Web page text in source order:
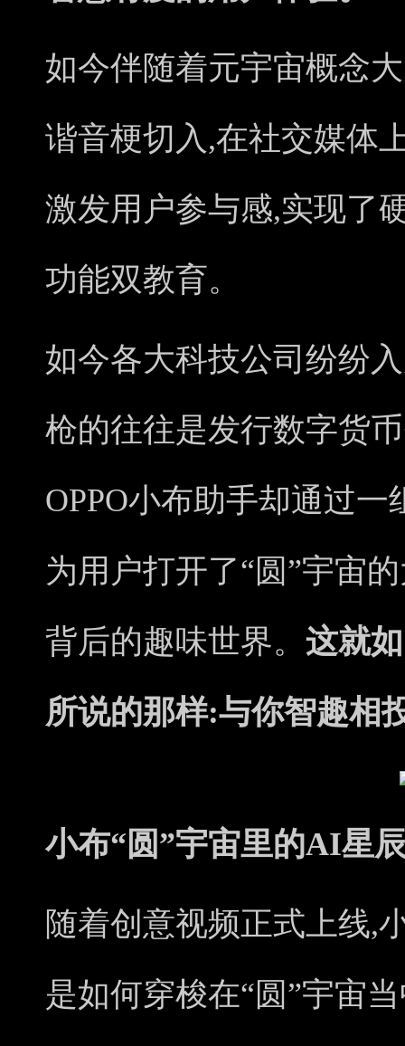
如今伴随着元宇宙概念
谐音梗切入,在社交媒体
激发用户参与感,实现了
功能双教育。
如今各大科技公司纷纷
枪的往往是发行数字货币
OPPO小布助手却通过
为用户打开了“圆”宇宙
背后的趣味世界。 这就
所说的那样:与你智趣相
小布“圆”宇宙里的AI星
随着创意视频正式上线,
是如何穿梭在“圆”宇宙